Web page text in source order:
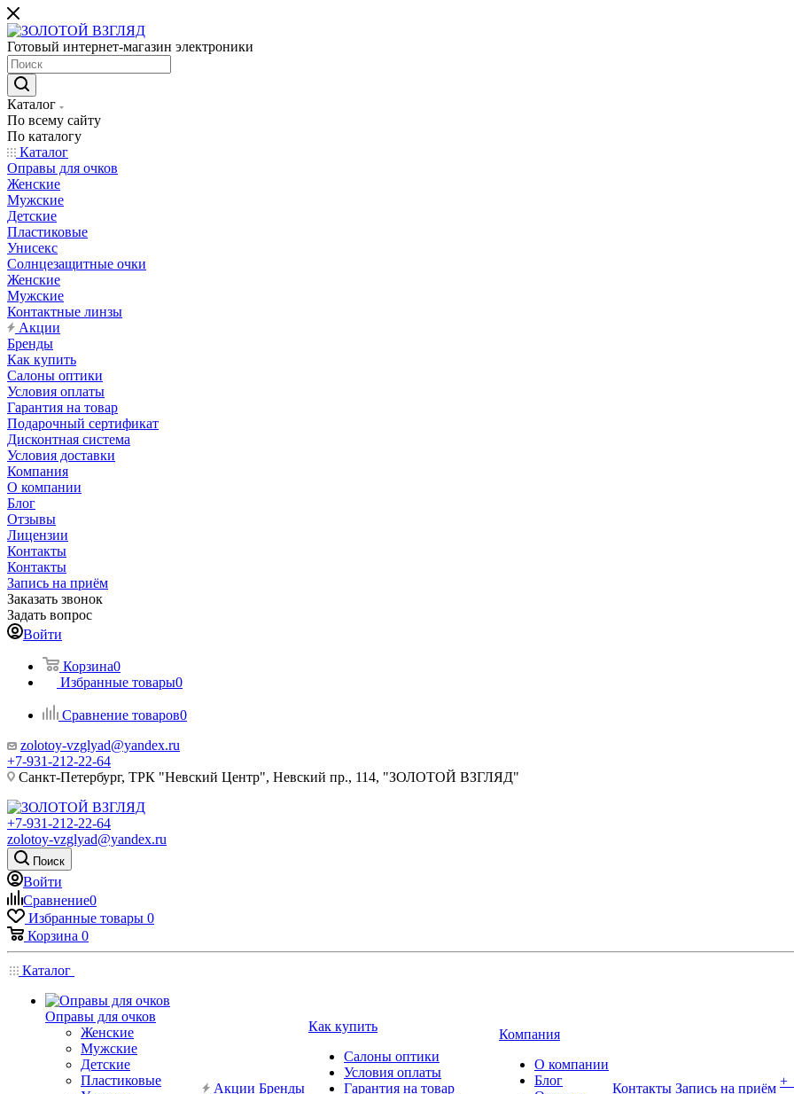
Готовый интернет-магазин электроники
Каталог
По всему сайту
По каталогу
Каталог
Оправы для очков
Женские
Мужские
Детские
Пластиковые
Унисекс
Солнцезащитные очки
Женские
Мужские
Контактные линзы
Акции
Бренды
Как купить
Салоны оптики
Условия оплаты
Гарантия на товар
Подарочный сертификат
Дисконтная система
Условия доставки
Компания
О компании
Блог
Отзывы
Лицензии
Контакты
Контакты
Запись на приём
Заказать звонок
Задать вопрос
Войти
Корзина0
Избранные товары0
Сравнение товаров0
zolotoy-vzglyad@yandex.ru
+7-931-212-22-64
Санкт-Петербург, ТРК "Невский Центр", Невский пр., 114, "ЗОЛОТОЙ ВЗГЛЯД"
+7-931-212-22-64
zolotoy-vzglyad@yandex.ru
Поиск
Войти
Сравнение0
Избранные товары 0
Корзина 0
Каталог
Оправы для очков
Женские
Мужские
Детские
Пластиковые
Акции Бренды
Как купить
Салоны оптики
Условия оплаты
Гарантия на товар
Компания
О компании
Блог
Контакты Запись на приём +